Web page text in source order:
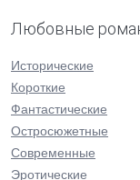
Любовные
Исторические
Короткие
Фантастические
Остросюжетные
Современные
Эротические